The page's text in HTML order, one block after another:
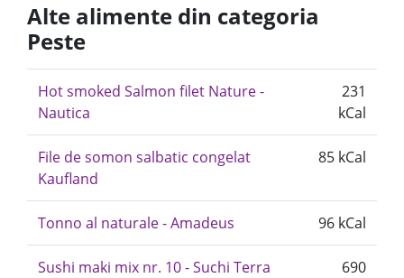
Alte alimente din categoria
Peste
Hot smoked Salmon filet Nature -
Nautica
231
kCal
File de somon salbatic congelat
Kaufland
85 kCal
Tonno al naturale - Amadeus 96 kCal
Sushi maki mix nr. 10 - Suchi Terra
690